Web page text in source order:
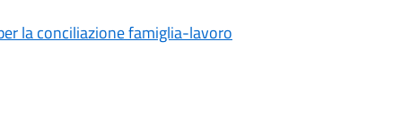
la conciliazione famiglia-lavoro